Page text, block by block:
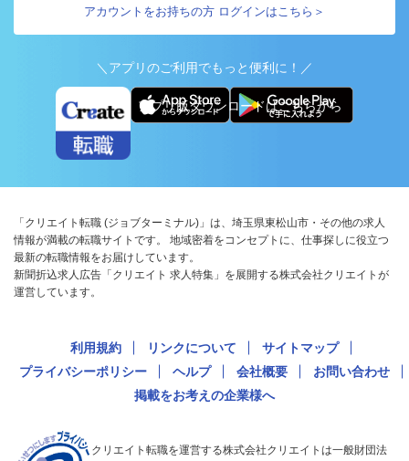
アカウントをお持ちの方 ログインはこちら＞
＼アプリのご利用でもっと便利に！／
アプリ版ダウンロードはこちらから
「クリエイト転職 (ジョブターミナル)」は、埼玉県東松山市・その他の求人
情報が満載の転職サイトです。 地域密着をコンセプトに、仕事探しに役立つ
最新の転職情報をお届けしています。
新聞折込求人広告「クリエイト 求人特集」を展開する株式会社クリエイトが
運営しています。
利用規約 リンクについて
サイトマップ
プライバシーポリシー
ヘルプ 会社概要
お問い合わせ
掲載をお考えの企業様へ
クリエイト転職を運営する株式会社クリエイトは一般財団法